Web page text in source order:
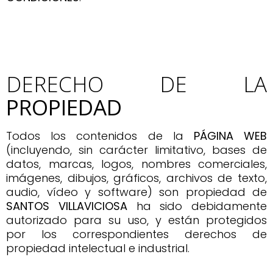
DERECHO DE LA
PROPIEDAD
Todos los contenidos de la PÁGINA WEB
(incluyendo, sin carácter limitativo, bases de
datos, marcas, logos, nombres comerciales,
imágenes, dibujos, gráficos, archivos de texto,
audio, vídeo y software) son propiedad de
SANTOS VILLAVICIOSAha sido debidamente
autorizado para su uso, y están protegidos
por los correspondientes derechos de
propiedad intelectual e industrial.